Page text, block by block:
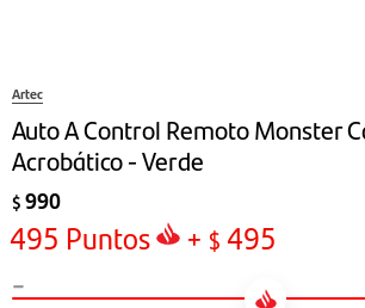
Artec
Auto A Control Remoto Monster
Acrobático - Verde
$ 990
495 Puntos + $ 495
-